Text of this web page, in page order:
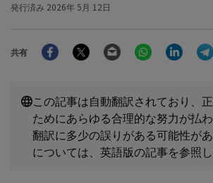
発行済み 2026年 5月 12日
共有
FacebookTwitter Email WhatsApp
この記事は自動翻訳されており、
ためにあらゆる合理的な努力が払わ
翻訳に多少の誤りがある可能性が
については、英語版の記事を参照し